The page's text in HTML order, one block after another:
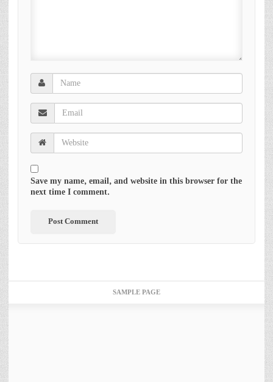
Save my name, email, and website in this browser for the
next time I comment.
SAMPLE PAGE